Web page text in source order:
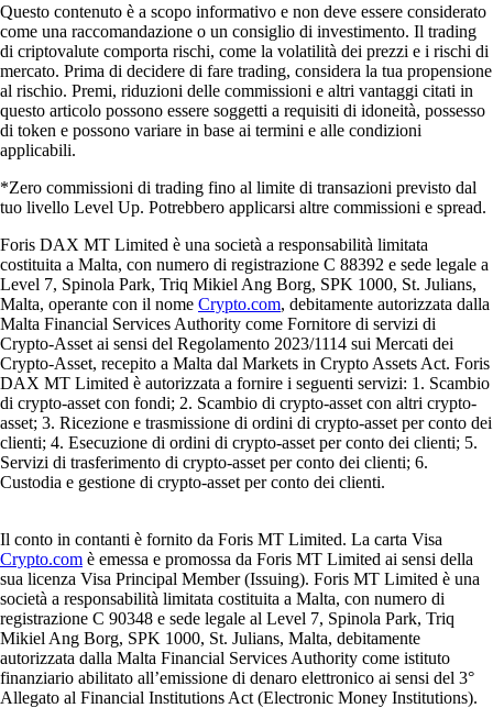
Questo contenuto è a scopo informativo e non deve essere considerato
come una raccomandazione o un consiglio di investimento. Il trading
di criptovalute comporta rischi, come la volatilità dei prezzi e i rischi di
mercato. Prima di decidere di fare trading, considera la tua propensione
al rischio. Premi, riduzioni delle commissioni e altri vantaggi citati in
questo articolo possono essere soggetti a requisiti di idoneità, possesso
di token e possono variare in base ai termini e alle condizioni
applicabili.
*Zero commissioni di trading fino al limite di transazioni previsto dal
tuo livello Level Up. Potrebbero applicarsi altre commissioni e spread.
Foris DAX MT Limited è una società a responsabilità limitata
costituita a Malta, con numero di registrazione C 88392 e sede legale a
Level 7, Spinola Park, Triq Mikiel Ang Borg, SPK 1000, St. Julians,
Malta, operante con il nome Crypto.com, debitamente autorizzata dalla
Malta Financial Services Authority come Fornitore di servizi di
Crypto-Asset ai sensi del Regolamento 2023/1114 sui Mercati dei
Crypto-Asset, recepito a Malta dal Markets in Crypto Assets Act. Foris
DAX MT Limited è autorizzata a fornire i seguenti servizi: 1. Scambio
di crypto-asset con fondi; 2. Scambio di crypto-asset con altri crypto-
asset; 3. Ricezione e trasmissione di ordini di crypto-asset per conto dei
clienti; 4. Esecuzione di ordini di crypto-asset per conto dei clienti; 5.
Servizi di trasferimento di crypto-asset per conto dei clienti; 6.
Custodia e gestione di crypto-asset per conto dei clienti.
Il conto in contanti è fornito da Foris MT Limited. La carta Visa
Crypto.com è emessa e promossa da Foris MT Limited ai sensi della
sua licenza Visa Principal Member (Issuing). Foris MT Limited è una
società a responsabilità limitata costituita a Malta, con numero di
registrazione C 90348 e sede legale al Level 7, Spinola Park, Triq
Mikiel Ang Borg, SPK 1000, St. Julians, Malta, debitamente
autorizzata dalla Malta Financial Services Authority come istituto
finanziario abilitato all’emissione di denaro elettronico ai sensi del 3°
Allegato al Financial Institutions Act (Electronic Money Institutions).